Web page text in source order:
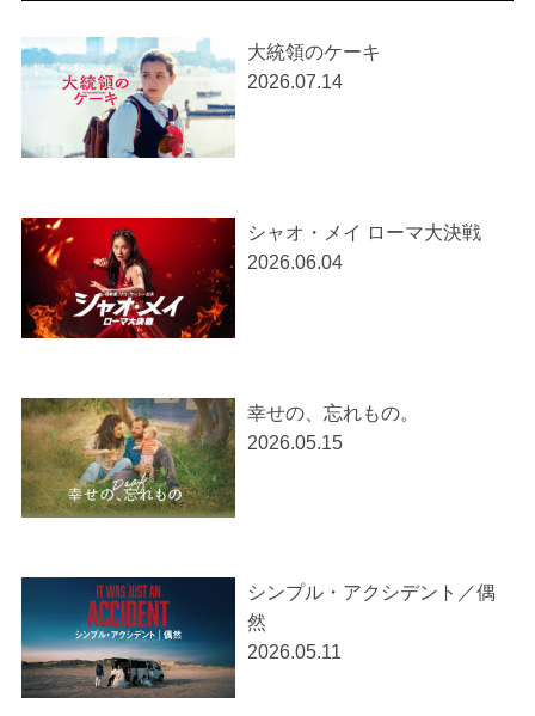
大統領のケーキ
2026.07.14
シャオ・メイ ローマ大決戦
2026.06.04
幸せの、忘れもの。
2026.05.15
シンプル・アクシデント／偶
然
2026.05.11